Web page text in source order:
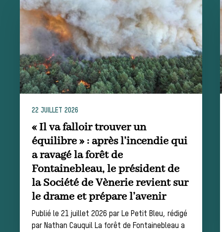
Équipages
La trompe de
chasse
Les missions de la Société de Vènerie
Assister à une chasse à courre
Déroulement
d’une journée
22 JUILLET 2026
« Il va falloir trouver un
équilibre » : après l’incendie qui
a ravagé la forêt de
Fontainebleau, le président de
la Société de Vènerie revient sur
le drame et prépare l’avenir
Publié le 21 juillet 2026 par Le Petit Bleu, rédigé
par Nathan Cauquil La forêt de Fontainebleau a